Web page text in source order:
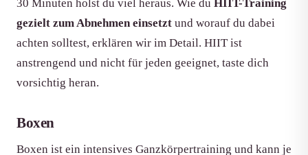
30 Minuten holst du viel heraus. Wie du HIIT-Training
gezielt zum Abnehmen einsetzt und worauf du dabei
achten solltest, erklären wir im Detail. HIIT ist
anstrengend und nicht für jeden geeignet, taste dich
vorsichtig heran.
Boxen
Boxen ist ein intensives Ganzkörpertraining und kann je